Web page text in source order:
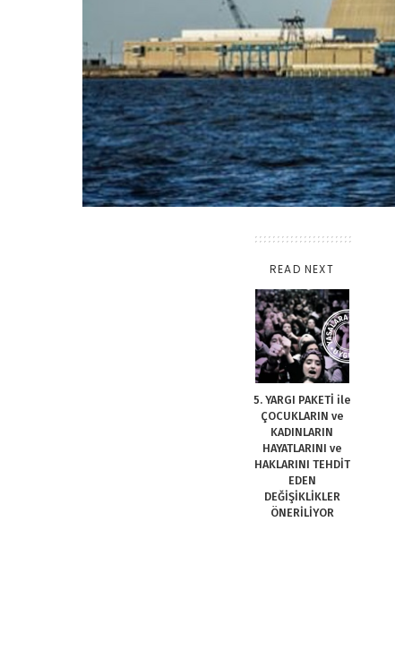
READ NEXT
5. YARGI PAKETİ ile
ÇOCUKLARIN ve
KADINLARIN
HAYATLARINI ve
HAKLARINI TEHDİT
EDEN
DEĞİŞİKLİKLER
ÖNERİLİYOR